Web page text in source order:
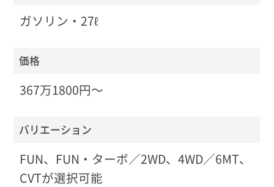
ガソリン・27ℓ
価格
367万1800円〜
バリエーション
FUN、FUN・ターボ／2WD、4WD／6MT、
CVTが選択可能